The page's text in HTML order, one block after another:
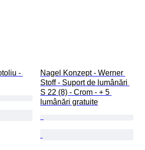
-
Nagel Konzept - Werner
Stoff - Suport de lumânări
S 22 (8) - Crom - + 5
lumânări gratuite